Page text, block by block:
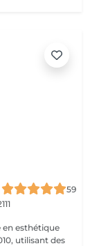
59
en esthétique
utilisant des